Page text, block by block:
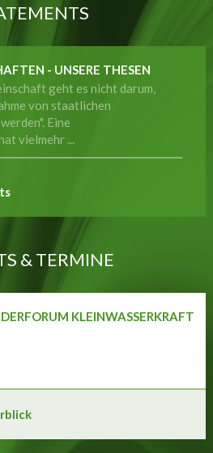
- UNSERE THESEN
geht es nicht darum,
von staatlichen
Eine
vielmehr ...
& TERMINE
KLEINWASSERKRAFT